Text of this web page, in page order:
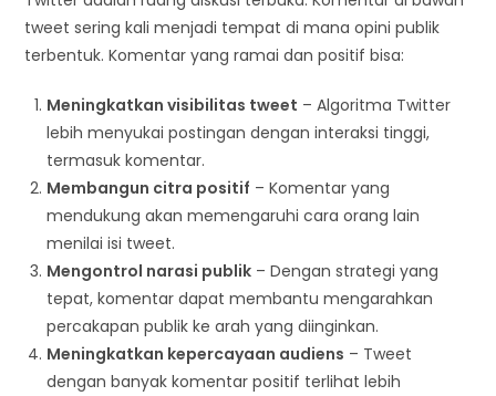
tweet sering kali menjadi tempat di mana opini publik
terbentuk. Komentar yang ramai dan positif bisa:
Meningkatkan visibilitas tweet – Algoritma Twitter
lebih menyukai postingan dengan interaksi tinggi,
termasuk komentar.
Membangun citra positif – Komentar yang
mendukung akan memengaruhi cara orang lain
menilai isi tweet.
Mengontrol narasi publik – Dengan strategi yang
tepat, komentar dapat membantu mengarahkan
percakapan publik ke arah yang diinginkan.
Meningkatkan kepercayaan audiens – Tweet
dengan banyak komentar positif terlihat lebih